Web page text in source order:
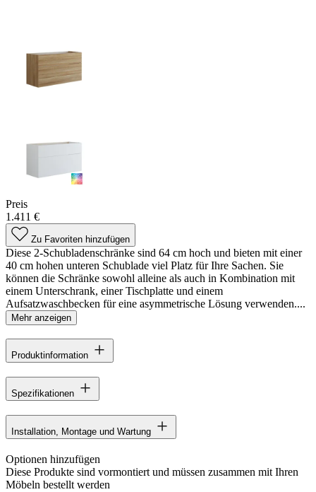
Preis
1.411 €
Zu Favoriten hinzufügen
Diese 2-Schubladenschränke sind 64 cm hoch und bieten mit einer
40 cm hohen unteren Schublade viel Platz für Ihre Sachen. Sie
können die Schränke sowohl alleine als auch in Kombination mit
einem Unterschrank, einer Tischplatte und einem
Aufsatzwaschbecken für eine asymmetrische Lösung verwenden....
Mehr anzeigen
Produktinformation
Spezifikationen
Installation, Montage und Wartung
Optionen hinzufügen
Diese Produkte sind vormontiert und müssen zusammen mit Ihren
Möbeln bestellt werden